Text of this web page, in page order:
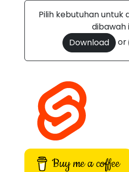
Pilih kebutuhan untuk
dibawah
Download
or
Buy me a coffee